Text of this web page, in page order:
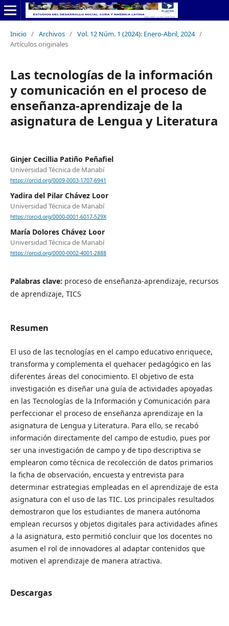
Inicio / Archivos / Vol. 12 Núm. 1 (2024): Enero-Abril, 2024 /
Artículos originales
Las tecnologías de la información
y comunicación en el proceso de
enseñanza-aprendizaje de la
asignatura de Lengua y Literatura
Ginjer Cecillia Patiño Peñafiel
Universidad Técnica de Manabí
https://orcid.org/0009-0003-1707-6941
Yadira del Pilar Chávez Loor
Universidad Técnica de Manabí
https://orcid.org/0000-0001-6017-529X
María Dolores Chávez Loor
Universidad Técnica de Manabí
https://orcid.org/0000-0002-4001-2888
Palabras clave: proceso de enseñanza-aprendizaje, recursos
de aprendizaje, TICS
Resumen
El uso de las tecnologías en el campo educativo enriquece,
transforma y complementa el quehacer pedagógico en las
diferentes áreas del conocimiento. El objetivo de esta
investigación es diseñar una guía de actividades apoyadas
en las Tecnologías de la Información y Comunicación para
perfeccionar el proceso de enseñanza aprendizaje en la
asignatura de Lengua y Literatura. Para ello, se recabó
información directamente del campo de estudio, pues por
ser una investigación de campo y de tipo descriptiva se
emplearon como técnica de recolección de datos primarios
la ficha de observación, encuesta y entrevista para
determinar estrategias empleadas en el aprendizaje de esta
asignatura con el uso de las TIC. Los principales resultados
demostraron que los estudiantes de manera autónoma
emplean recursos y objetos digitales para actividades afines
a la asignatura, esto permitió concluir que los docentes no
asumen el rol de innovadores al adaptar contenidos que
motiven el aprendizaje de manera atractiva.
Descargas